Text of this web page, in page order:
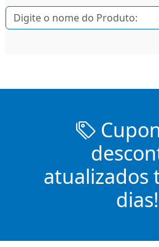
atualizados
dias!